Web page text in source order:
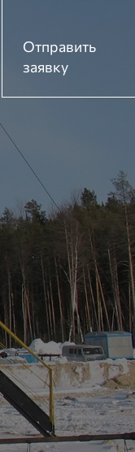
Отправить
заявку